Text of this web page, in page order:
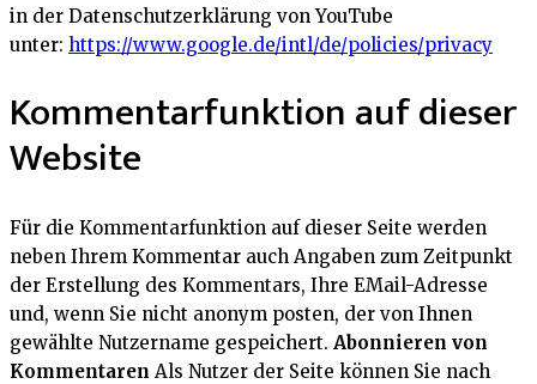
in der Datenschutzerklärung von YouTube
unter: https://www.google.de/intl/de/policies/privacy
Kommentarfunktion auf dieser
Website
Für die Kommentarfunktion auf dieser Seite werden
neben Ihrem Kommentar auch Angaben zum Zeitpunkt
der Erstellung des Kommentars, Ihre EMail-Adresse
und, wenn Sie nicht anonym posten, der von Ihnen
gewählte Nutzername gespeichert. Abonnieren von
Kommentaren Als Nutzer der Seite können Sie nach